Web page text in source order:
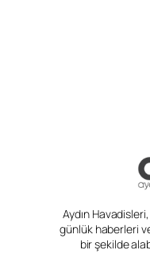
Aydın
günlük haberleri
bir şekilde